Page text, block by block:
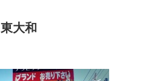
東大和